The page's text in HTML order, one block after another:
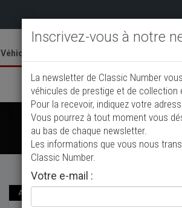
Véhicules
Ajouter une annonce
Annonce actualisée le 21/07/2026 ( il y a 16
Inscrivez-vous à notre
La newsletter de Classic Number
véhicules de prestige et de collection
Pour la recevoir, indiquez votre
Vous pourrez à tout moment vous
au bas de chaque newsletter.
Les informations que vous nous
Classic Number.
Votre e-mail :